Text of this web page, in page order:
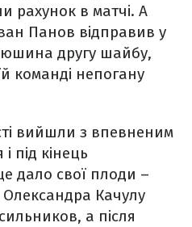
рахунок в матчі. А
Панов відправив у
другу шайбу,
команді непогану
вийшли з впевненим
під кінець
дало свої плоди –
Качулу
а після